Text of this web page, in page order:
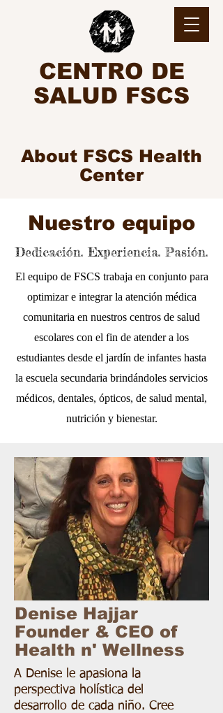
CENTRO DE
SALUD FSCS
About FSCS Health
Center
Nuestro equipo
Dedicación. Experiencia. Pasión.
El equipo de FSCS trabaja en conjunto para
optimizar e integrar la atención médica
comunitaria en nuestros centros de salud
escolares con el fin de atender a los
estudiantes desde el jardín de infantes hasta
la escuela secundaria brindándoles servicios
médicos, dentales, ópticos, de salud mental,
nutrición y bienestar.
Denise Hajjar
Founder & CEO of
Health n' Wellness
A Denise le apasiona la
perspectiva holística del
desarrollo de cada niño. Cree